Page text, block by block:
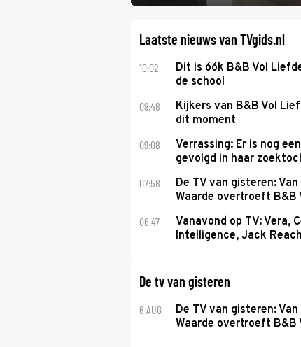
Laatste nieuws van TVgids.nl
10:02
Dit is óók B&B Vol
de school
09:48
Kijkers van B&B Vol
dit moment
09:08
Verrassing: Er is nog
gevolgd in haar
07:58
De TV van gisteren:
Waarde overtroeft B&B
06:47
Vanavond op TV: Vera,
Intelligence, Jack
De tv van gisteren
6 AUG
De TV van gisteren:
Waarde overtroeft B&B